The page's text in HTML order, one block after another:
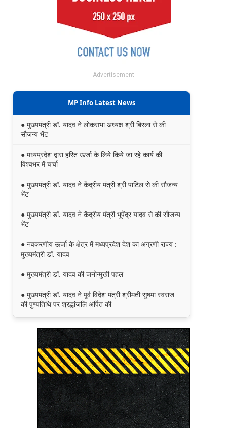
- Advertisement -
MP Info Latest News
● मुख्यमंत्री डॉ. यादव ने लोकसभा अध्यक्ष श्री बिरला से की
सौजन्य भेंट
● मध्यप्रदेश द्वारा हरित ऊर्जा के लिये किये जा रहे कार्य की
विश्वभर में चर्चा
● मुख्यमंत्री डॉ. यादव ने केंद्रीय मंत्री श्री पाटिल से की सौजन्य
भेंट
● मुख्यमंत्री डॉ. यादव ने केंद्रीय मंत्री भूपेंद्र यादव से की सौजन्य
भेंट
● नवकरणीय ऊर्जा के क्षेत्र में मध्यप्रदेश देश का अग्रणी राज्य :
मुख्यमंत्री डॉ. यादव
● मुख्यमंत्री डॉ. यादव की जनोन्मुखी पहल
● मुख्यमंत्री डॉ. यादव ने पूर्व विदेश मंत्री श्रीमती सुषमा स्वराज
की पुण्यतिथि पर श्रद्धांजलि अर्पित की
प्रभावी बनाने के लिए अनुशंसाएं देने उच्च स्तरीय समिति गठित
● मध्यप्रदेश में सृजन संवाद अभियान का शुभारंभ
● मध्यप्रदेश पुलिस की अवैध मादक पदार्थों के विरूद्ध प्रभावी
कार्यवाही